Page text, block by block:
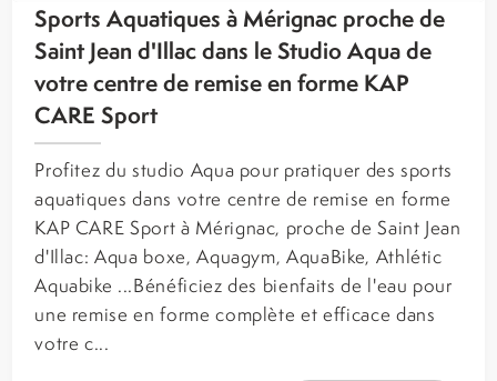
Sports Aquatiques à Mérignac proche de
Saint Jean d'Illac dans le Studio Aqua de
votre centre de remise en forme KAP
CARE Sport
Profitez du studio Aqua pour pratiquer des sports
aquatiques dans votre centre de remise en forme
KAP CARE Sport à Mérignac, proche de Saint Jean
d'Illac: Aqua boxe, Aquagym, AquaBike, Athlétic
Aquabike ...Bénéficiez des bienfaits de l'eau pour
une remise en forme complète et efficace dans
votre c...